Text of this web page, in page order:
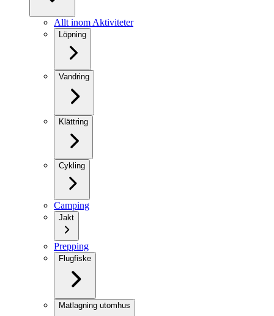
Allt inom Aktiviteter
Löpning
Vandring
Klättring
Cykling
Camping
Jakt
Prepping
Flugfiske
Matlagning utomhus